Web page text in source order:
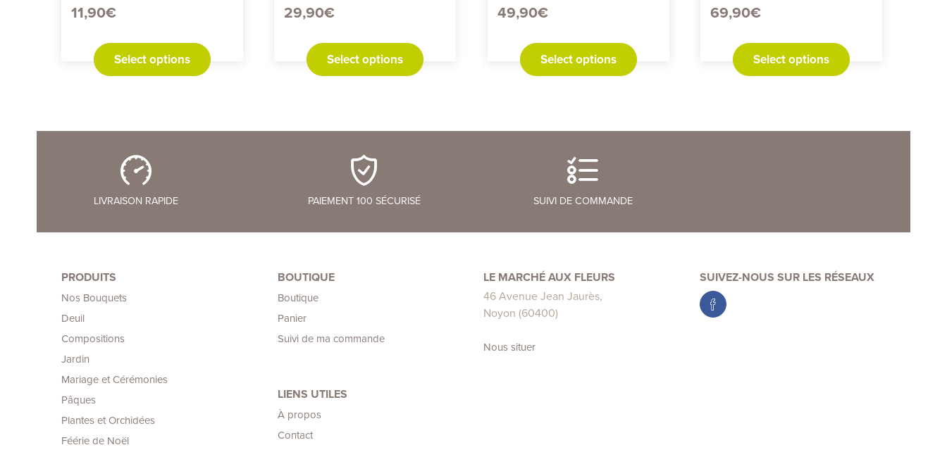
11,90€
Select options
29,90€
Select options
49,90€
Select options
69,90€
Select options
LIVRAISON RAPIDE PAIEMENT 100 SÉCURISÉ SUIVI DE COMMANDE
PRODUITS
Nos Bouquets
Deuil
Compositions
Jardin
Mariage et Cérémonies
Pâques
Plantes et Orchidées
Féérie de Noël
BOUTIQUE
Boutique
Panier
Suivi de ma commande
LIENS UTILES
À propos
Contact
LE MARCHÉ AUX FLEURS
46 Avenue Jean Jaurès,
Noyon (60400)
Nous situer
SUIVEZ-NOUS SUR LES RÉSEAUX